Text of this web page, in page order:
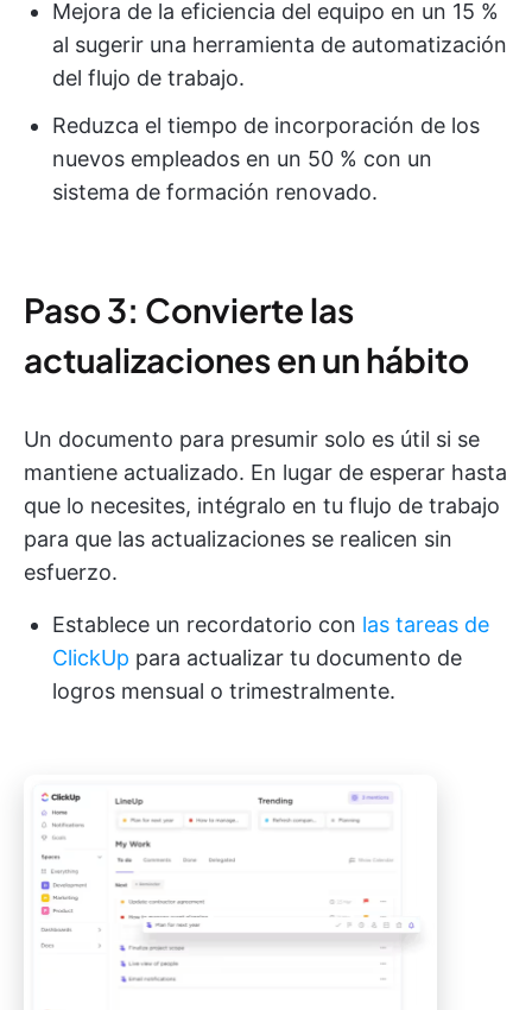
Mejora de la eficiencia del equipo en un 15 %
al sugerir una herramienta de automatización
del flujo de trabajo.
Reduzca el tiempo de incorporación de los
nuevos empleados en un 50 % con un
sistema de formación renovado.
Paso 3: Convierte las
actualizaciones en un hábito
Un documento para presumir solo es útil si se
mantiene actualizado. En lugar de esperar hasta
que lo necesites, intégralo en tu flujo de trabajo
para que las actualizaciones se realicen sin
esfuerzo.
Establece un recordatorio con las tareas de
ClickUp para actualizar tu documento de
logros mensual o trimestralmente.